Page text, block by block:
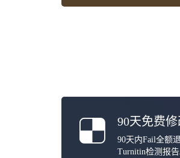
90天免费修
90天内Fail全额
Turnitin检测报告